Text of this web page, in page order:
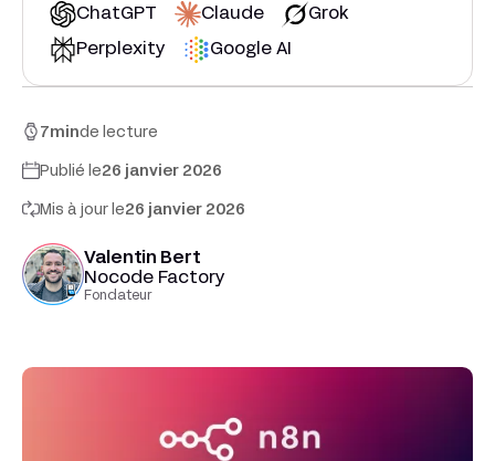
ChatGPT Claude Grok
Perplexity Google AI
7minde lecture
Publié le26 janvier 2026
Mis à jour le26 janvier 2026
Valentin Bert
Nocode Factory
Fondateur